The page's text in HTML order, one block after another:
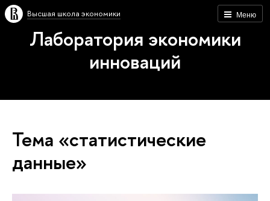
Меню
Высшая школа экономики
Лаборатория экономики
инноваций
Тема «статистические
данные»